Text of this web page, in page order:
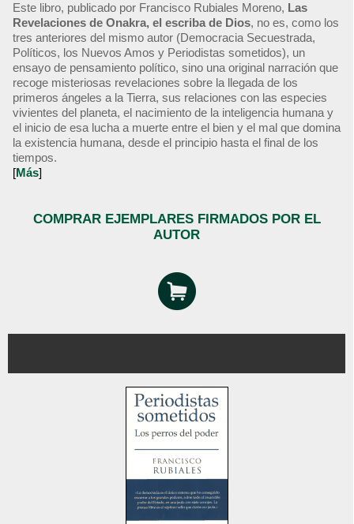
Este libro, publicado por Francisco Rubiales Moreno, Las
Revelaciones de Onakra, el escriba de Dios, no es, como los
tres anteriores del mismo autor (Democracia Secuestrada,
Políticos, los Nuevos Amos y Periodistas sometidos), un
ensayo de pensamiento político, sino una original narración que
recoge misteriosas revelaciones sobre la llegada de los
primeros ángeles a la Tierra, sus relaciones con las especies
vivientes del planeta, el nacimiento de la inteligencia humana y
el inicio de esa lucha a muerte entre el bien y el mal que domina
la existencia humana, desde el principio hasta el final de los
tiempos.
[Más]
COMPRAR EJEMPLARES FIRMADOS POR EL
AUTOR